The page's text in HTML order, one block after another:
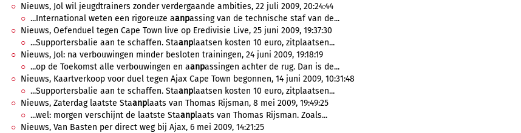
Nieuws, Jol wil jeugdtrainers zonder verdergaande ambities, 22 juli 2009, 20:24:44
...International weten een rigoreuze aanpassing van de technische staf van de...
Nieuws, Oefenduel tegen Cape Town live op Eredivisie Live, 25 juni 2009, 19:37:30
...Supportersbalie aan te schaffen. Staanplaatsen kosten 10 euro, zitplaatsen...
Nieuws, Jol: na verbouwingen minder besloten trainingen, 24 juni 2009, 19:18:19
...op de Toekomst alle verbouwingen en aanpassingen achter de rug. Dan is de...
Nieuws, Kaartverkoop voor duel tegen Ajax Cape Town begonnen, 14 juni 2009, 10:31:48
...Supportersbalie aan te schaffen. Staanplaatsen kosten 10 euro, zitplaatsen...
Nieuws, Zaterdag laatste Staanplaats van Thomas Rijsman, 8 mei 2009, 19:49:25
...wel: morgen verschijnt de laatste Staanplaats van Thomas Rijsman. Zoals...
Nieuws, Van Basten per direct weg bij Ajax, 6 mei 2009, 14:21:25